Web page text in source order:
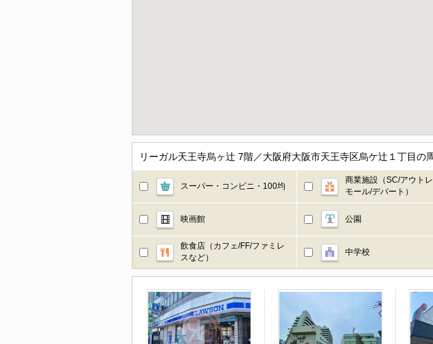
リーガル天王寺烏ヶ辻 7階／大阪府大阪市天王寺区烏ケ辻１丁目の
スーパー・コンビニ・100均
商業施設（SC/アウトレ
モール/デパート）
映画館 公園
飲食店（カフェ/FF/ファミレ
スなど）
中学校